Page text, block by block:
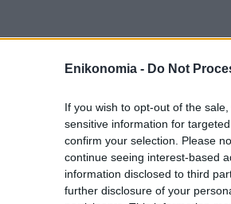
Enikonomia - Do Not
If you wish to opt-out of the
sensitive information for
confirm your selection. Please
continue seeing interest-based
information disclosed to third
further disclosure of your